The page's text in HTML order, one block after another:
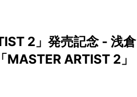
2」発売記念 - 浅倉
ARTIST 2」